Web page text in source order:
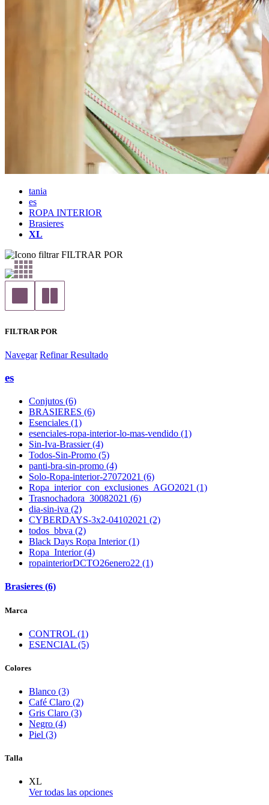
tania
es
ROPA INTERIOR
Brasieres
XL
FILTRAR POR
FILTRAR POR
Navegar Refinar Resultado
es
Conjutos (6)
BRASIERES (6)
Esenciales (1)
esenciales-ropa-interior-lo-mas-vendido (1)
Sin-Iva-Brassier (4)
Todos-Sin-Promo (5)
panti-bra-sin-promo (4)
Solo-Ropa-interior-27072021 (6)
Ropa_interior_con_exclusiones_AGO2021 (1)
Trasnochadora_30082021 (6)
dia-sin-iva (2)
CYBERDAYS-3x2-04102021 (2)
todos_bbva (2)
Black Days Ropa Interior (1)
Ropa_Interior (4)
ropainteriorDCTO26enero22 (1)
Brasieres (6)
Marca
CONTROL (1)
ESENCIAL (5)
Colores
Blanco (3)
Café Claro (2)
Gris Claro (3)
Negro (4)
Piel (3)
Talla
XL
Ver todas las opciones